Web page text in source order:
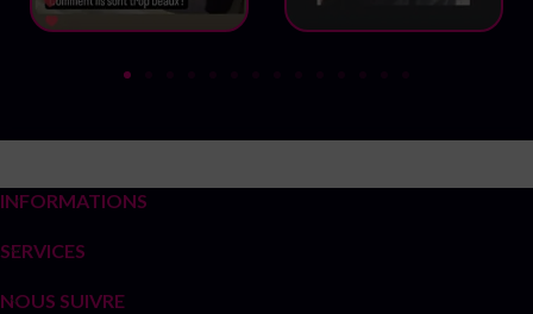
INFORMATIONS
SERVICES
NOUS SUIVRE